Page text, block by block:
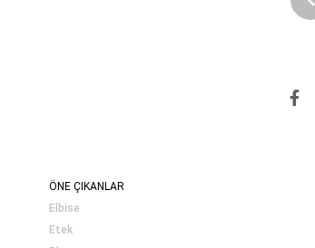
ÖNE ÇIKANLAR
Elbise
Etek